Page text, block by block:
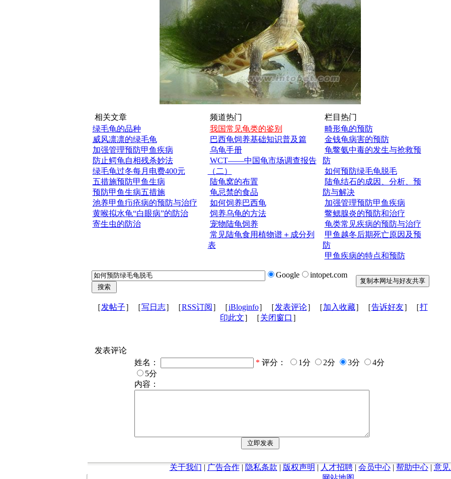
相关文章
绿毛龟的品种
威风凛凛的绿毛龟
加强管理预防甲鱼疾病
防止鳄龟自相残杀妙法
绿毛龟过冬每月电费400元
五措施预防甲鱼生病
预防甲鱼生病五措施
池养甲鱼疖疮病的预防与治疗
黄喉拟水龟“白眼病”的防治
寄生虫的防治
频道热门
我国常见龟类的鉴别
巴西龟饲养基础知识普及篇
乌龟手册
WCT——中国龟市场调查报告
（二）
陆龟窝的布置
龟忌禁的食品
如何饲养巴西龟
饲养乌龟的方法
宠物陆龟饲养
常见陆龟食用植物谱＋成分列
表
栏目热门
畸形龟的预防
金钱龟病害的预防
龟鳖氨中毒的发生与抢救预
防
如何预防绿毛龟脱毛
陆龟结石的成因、分析、预
防与解决
加强管理预防甲鱼疾病
鳖鳃腺炎的预防和治疗
龟类常见疾病的预防与治疗
甲鱼越冬后期死亡原因及预
防
甲鱼疾病的特点和预防
Google intopet.com
［发帖子］［写日志］［RSS订阅 ］［iBloginfo］［发表评论］［加入收藏］［告诉好友］［打
印此文］［关闭窗口 ］
发表评论
姓名：
* 评分： 1分 2分 3分
4分
5分
内容：
关于我们 | 广告合作| 隐私条款 | 版权声明 | 人才招聘| 会员中心| 帮助中心| 意